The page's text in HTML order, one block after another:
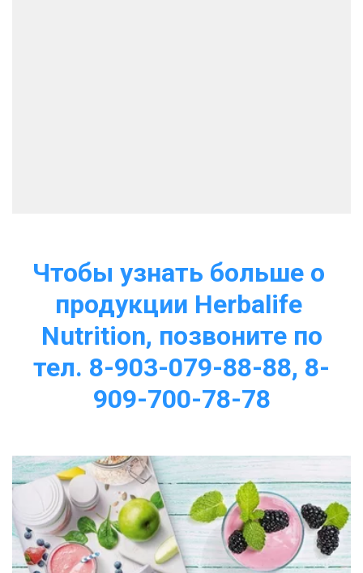
Чтобы узнать больше о
продукции Herbalife
Nutrition, позвоните по
тел. 8-903-079-88-88, 8-
909-700-78-78